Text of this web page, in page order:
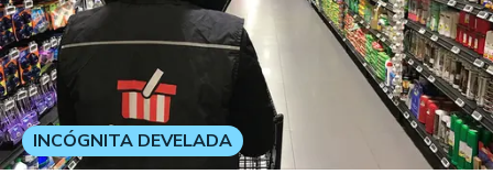
INCÓGNITA DEVELADA